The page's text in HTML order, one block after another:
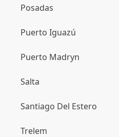
Posadas
Puerto Iguazú
Puerto Madryn
Salta
Santiago Del Estero
Trelem